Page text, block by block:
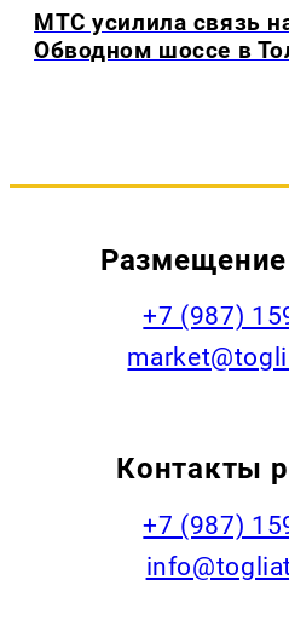
МТС усилила связь
Обводном шоссе в
+7 (987)
Контакты
+7 (987)